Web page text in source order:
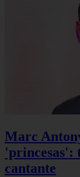
Marc
'princesas':
cantante